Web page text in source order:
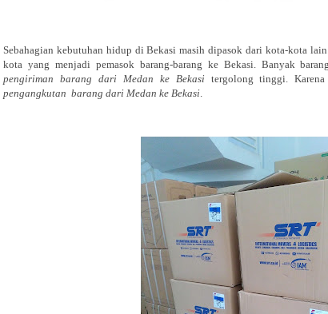
Sebahagian kebutuhan hidup di Bekasi masih dipasok dari kota-kota
kota yang menjadi pemasok barang-barang ke Bekasi. Banyak
pengiriman barang dari Medan ke Bekasi tergolong tinggi.
pengangkutan barang dari Medan ke Bekasi.